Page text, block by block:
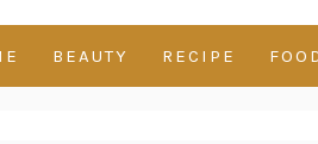
BEAUTY RECIPE